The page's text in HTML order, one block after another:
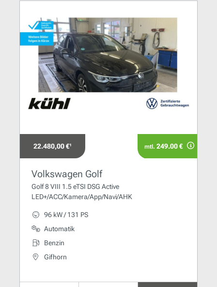
22.480,00 €¹ mtl. 249.00 €
Volkswagen Golf
Golf 8 VIII 1.5 eTSI DSG Active
LED+/ACC/Kamera/App/Navi/AHK
96 kW / 131 PS
Automatik
Benzin
Gifhorn